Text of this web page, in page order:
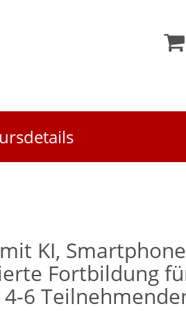
KI,
Fortbildung
6